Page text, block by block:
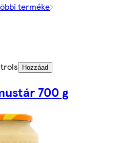
terméke
Hozzáad
700 g